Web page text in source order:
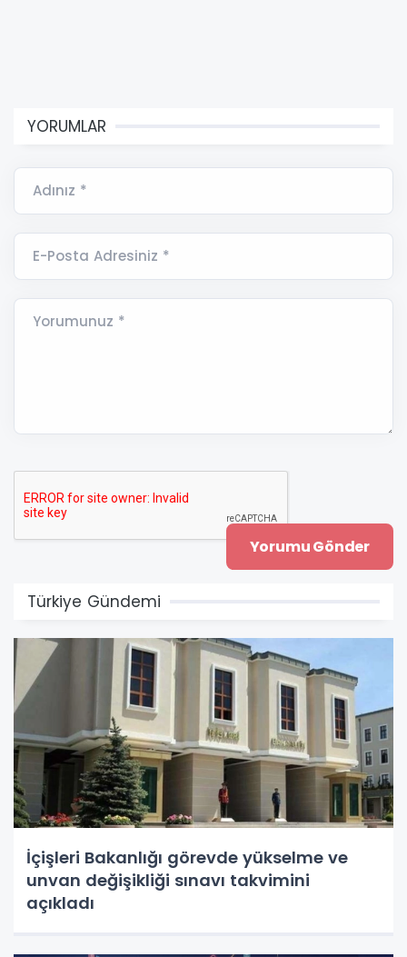
YORUMLAR
Adınız *
E-Posta Adresiniz *
Yorumunuz *
Türkiye Gündemi
İçişleri Bakanlığı görevde yükselme ve
unvan değişikliği sınavı takvimini
açıkladı